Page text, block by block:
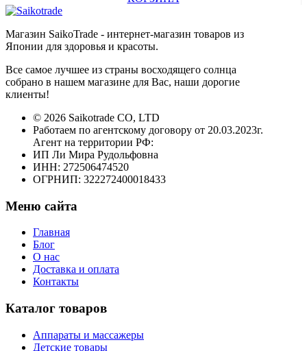
Магазин SaikoTrade - интернет-магазин товаров из
Японии для здоровья и красоты.
Все самое лучшее из страны восходящего солнца
собрано в нашем магазине для Вас, наши дорогие
клиенты!
© 2026 Saikotrade CO, LTD
Работаем по агентскому договору от 20.03.2023г.
Агент на территории РФ:
ИП Ли Мира Рудольфовна
ИНН: 272506474520
ОГРНИП: 322272400018433
Меню сайта
Главная
Блог
О нас
Доставка и оплата
Контакты
Каталог товаров
Аппараты и массажеры
Детские товары